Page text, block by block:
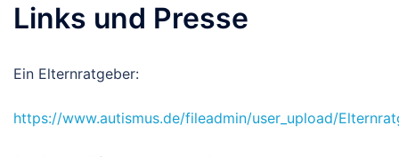
Links und Presse
Ein Elternratgeber:
https://www.autismus.de/fileadmin/user_upload/